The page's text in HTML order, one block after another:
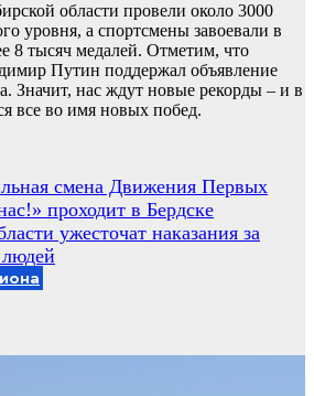
области провели около 3000
уровня, а спортсмены завоевали в
8 тысяч медалей. Отметим, что
Путин поддержал объявление
Значит, нас ждут новые рекорды – и в
все во имя новых побед.
смена Движения Первых
проходит в Бердске
ужесточат наказания за